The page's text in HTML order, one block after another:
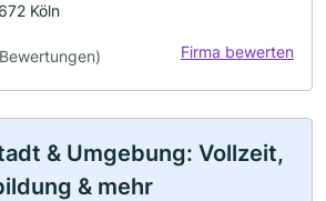
Köln
Firma bewerten
& Umgebung: Vollzeit,
& mehr